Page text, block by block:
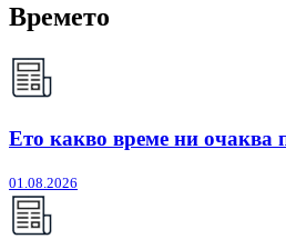
Времето
Ето какво време ни очаква
01.08.2026